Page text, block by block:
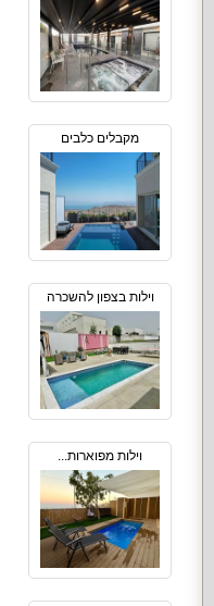
מקבלים כלבים
וילות בצפון להשכרה
וילות מפוארות...